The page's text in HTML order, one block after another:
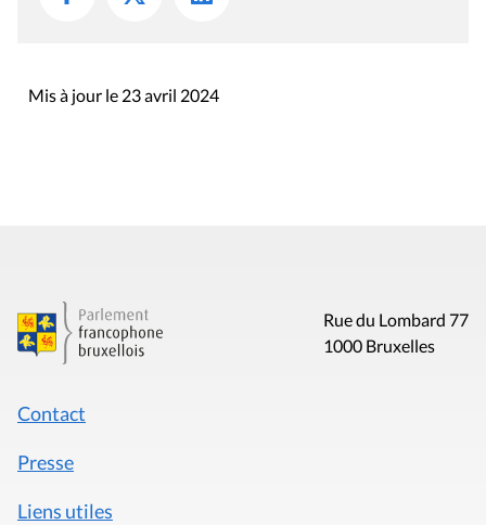
Mis à jour le 23 avril 2024
Rue du Lombard 77
1000 Bruxelles
Contact
Presse
Liens utiles